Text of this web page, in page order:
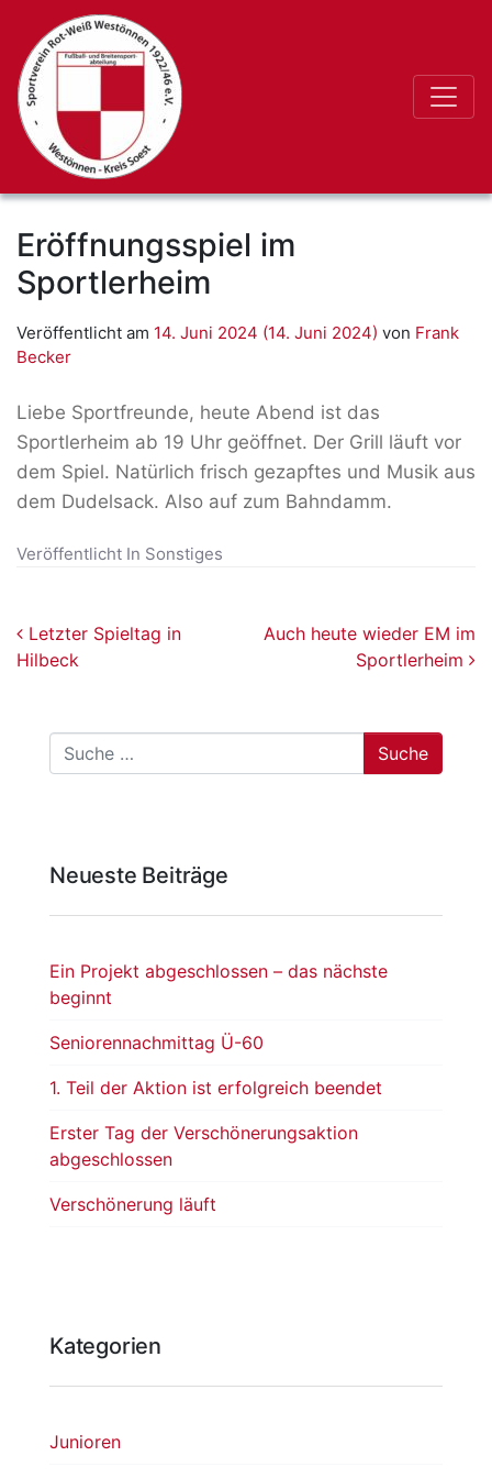
Eröffnungsspiel im
Sportlerheim
Veröffentlicht am 14. Juni 2024 (14. Juni 2024) von Frank
Becker
Liebe Sportfreunde, heute Abend ist das
Sportlerheim ab 19 Uhr geöffnet. Der Grill läuft vor
dem Spiel. Natürlich frisch gezapftes und Musik aus
dem Dudelsack. Also auf zum Bahndamm.
Veröffentlicht In Sonstiges
Beitragsnavigation
Letzter Spieltag in
Hilbeck
Auch heute wieder EM im
Sportlerheim
Suche
Neueste Beiträge
Ein Projekt abgeschlossen – das nächste
beginnt
Seniorennachmittag Ü-60
1. Teil der Aktion ist erfolgreich beendet
Erster Tag der Verschönerungsaktion
abgeschlossen
Verschönerung läuft
Kategorien
Junioren